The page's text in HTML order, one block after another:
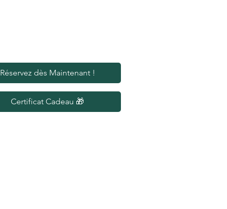
Réservez dès Maintenant !
Certificat Cadeau 🎁